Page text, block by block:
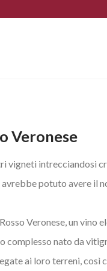
Veronese
vigneti intrecciandosi
avrebbe potuto avere il
Veronese, un vino
complesso nato da
ai loro terreni, così